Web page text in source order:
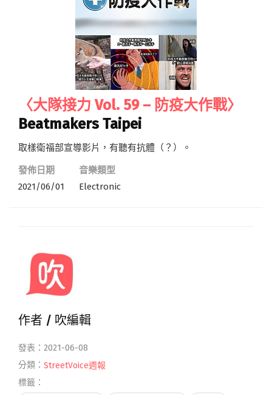
〈大隊接力 Vol. 59 – 防疫大作戰〉
Beatmakers Taipei
取樣衛福部宣導影片，有聽有抗體（？）。
發佈日期
2021/06/01
音樂類型
Electronic
作者 / 吹編輯
發表：2021-06-08
分類： StreetVoice週報
標籤：